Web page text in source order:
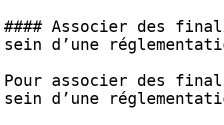
#### Associer des
sein d’une
Pour associer des
sein d’une